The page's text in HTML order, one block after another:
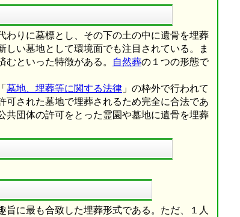
わりに墓標とし、その下の土の中に遺骨を埋葬
い墓地として環境面でも注目されている。ま
といった特徴がある。
自然葬の１つの形態で
墓地、埋葬等に関する法律 」の枠外で行われて
可された墓地で埋葬されるため完全に合法であ
共団体の許可をとった霊園や墓地に遺骨を埋葬
に最も合致した埋葬形式である。ただ、１人